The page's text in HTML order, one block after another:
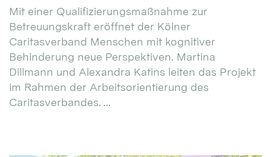
Mit einer Qualifizierungsmaßnahme zur
Betreuungskraft eröffnet der Kölner
Caritasverband Menschen mit kognitiver
Behinderung neue Perspektiven. Martina
Dillmann und Alexandra Katins leiten das Projekt
im Rahmen der Arbeitsorientierung des
Caritasverbandes. ...